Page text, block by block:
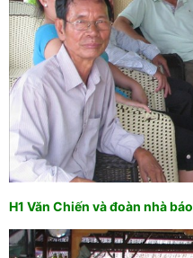
H1 Văn Chiến và đoàn nhà báo